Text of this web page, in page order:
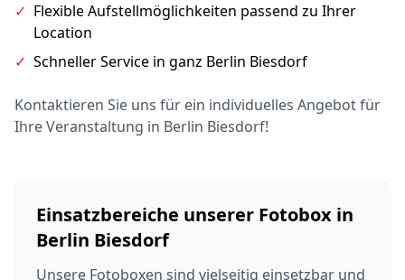
✓ Flexible Aufstellmöglichkeiten passend zu Ihrer
Location
✓ Schneller Service in ganz Berlin Biesdorf
Kontaktieren Sie uns für ein individuelles Angebot für
Ihre Veranstaltung in Berlin Biesdorf!
Einsatzbereiche unserer Fotobox in
Berlin Biesdorf
Unsere Fotoboxen sind vielseitig einsetzbar und